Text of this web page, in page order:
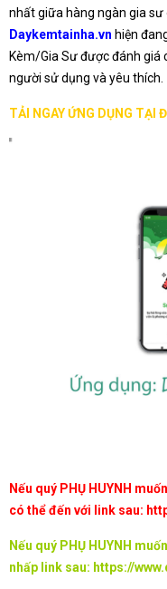
nhất giữa hàng ngàn gia
Daykemtainha.vn hiện
Kèm/Gia Sư được đánh giá
người sử dụng và yêu thích.
TẢI NGAY ỨNG DỤNG TẠI
Nếu quý PHỤ HUYNH
có thể đến với link sau:
Nếu quý PHỤ HUYNH
nhấp link sau: https://